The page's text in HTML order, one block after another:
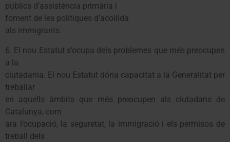
públics d’assistència primària i
foment de les polítiques d’acollida
als immigrants.
6. El nou Estatut s’ocupa dels problemes que més preocupen
a la
ciutadania. El nou Estatut dóna capacitat a la Generalitat per
treballar
en aquells àmbits que més preocupen als ciutadans de
Catalunya, com
ara l’ocupació, la seguretat, la immigració i els permisos de
treball dels